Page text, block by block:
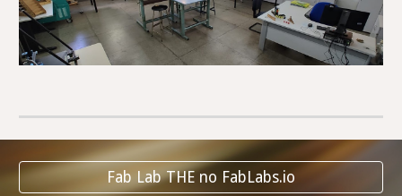
Fab Lab THE no FabLabs.io